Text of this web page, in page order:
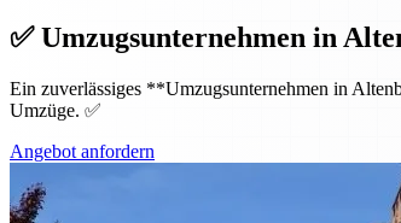
✅ Umzugsunternehmen in
Ein zuverlässiges **Umzugsunternehmen in
Umzüge. ✅
Angebot anfordern